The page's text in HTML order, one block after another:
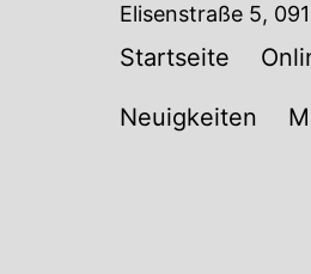
Elisenstraße 5,
Startseite
Neuigkeiten